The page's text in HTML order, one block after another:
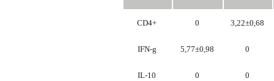
CD4+ 0 3,22±0,68
IFN-g 5,77±0,98 0
IL-10 0 0